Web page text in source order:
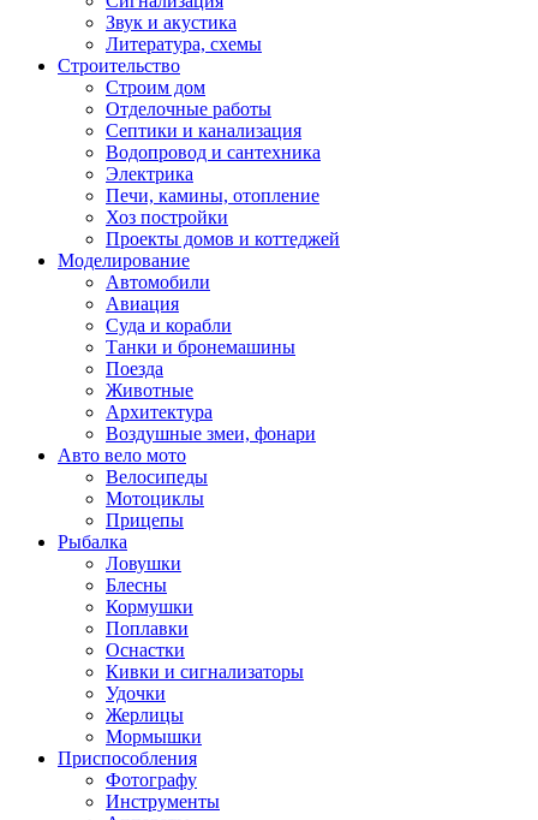
Звук и акустика
Литература, схемы
Строительство
Строим дом
Отделочные работы
Септики и канализация
Водопровод и сантехника
Электрика
Печи, камины, отопление
Хоз постройки
Проекты домов и коттеджей
Моделирование
Автомобили
Авиация
Суда и корабли
Танки и бронемашины
Поезда
Животные
Архитектура
Воздушные змеи, фонари
Авто вело мото
Велосипеды
Мотоциклы
Прицепы
Рыбалка
Ловушки
Блесны
Кормушки
Поплавки
Оснастки
Кивки и сигнализаторы
Удочки
Жерлицы
Мормышки
Приспособления
Фотографу
Инструменты